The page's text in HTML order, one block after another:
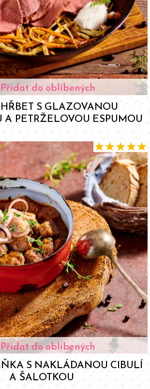
Přidat do oblíbených
S GLAZOVANOU
PETRŽELOVOU ESPUMOU
starstarstarstarstar
Přidat do oblíbených
S NAKLÁDANOU CIBULÍ
A ŠALOTKOU